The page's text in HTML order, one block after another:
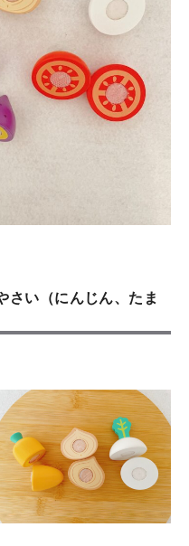
い（にんじん、たま